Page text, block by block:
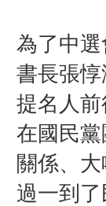
為了中
書長張
提名人前
在國民
關係、
過一到